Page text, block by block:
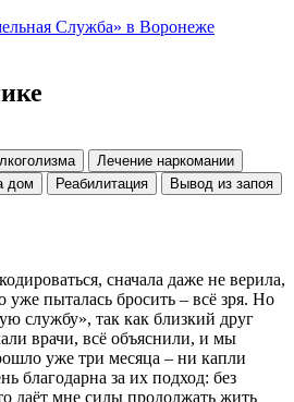
Служба» в Воронеже
Лечение наркомании
дом Реабилитация Вывод из запоя
сначала даже не верила,
уже пыталась бросить – всё зря. Но
службу», так как близкий друг
врачи, всё объяснили, и мы
уже три месяца – ни капли
благодарна за их подход: без
даёт мне силы продолжать жить